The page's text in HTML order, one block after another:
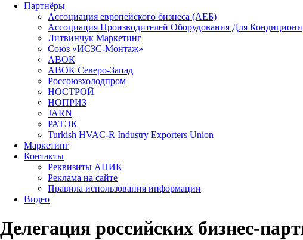
Партнёры
Ассоциация европейского бизнеса (АЕБ)
Aссоциация Производителей Оборудования Для
Литвинчук Маркетинг
Союз «ИСЗС-Монтаж»
АВОК
АВОК Северо-Запад
Россоюзхолодпром
НОСТРОЙ
НОПРИЗ
JARN
РАТЭК
Turkish HVAC-R Industry Exporters Union
Маркетинг
Контакты
Реквизиты АПИК
Реклама на сайте
Правила использования информации
Видео
Делегация российских бизнес-